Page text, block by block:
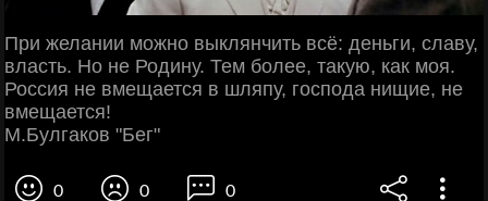
При желании можно выклянчить всё: деньги, славу,
власть. Но не Родину. Тем более, такую, как моя.
Россия не вмещается в шляпу, господа нищие, не
вмещается!
М.Булгаков "Бег"
0 0 0